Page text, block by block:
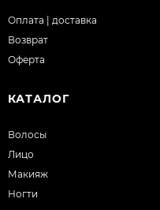
Оплата | доставка
Возврат
Оферта
КАТАЛОГ
Волосы
Лицо
Макияж
Ногти